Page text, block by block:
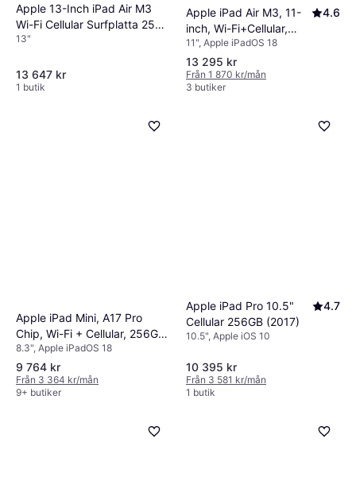
Apple 13-Inch iPad Air M3
Wi-Fi Cellular Surfplatta 256
GB
13"
13 647 kr
1 butik
Apple iPad Air M3, 11-
inch, Wi-Fi+Cellular,
256GB Blue
4.6
11", Apple iPadOS 18
13 295 kr
Från 1 870 kr/mån
3 butiker
Apple iPad Mini, A17 Pro
Chip, Wi-Fi + Cellular, 256GB,
Space Gray
8.3", Apple iPadOS 18
9 764 kr
Från 3 364 kr/mån
9+ butiker
Apple iPad Pro 10.5"
Cellular 256GB (2017)
4.7
10.5", Apple iOS 10
10 395 kr
Från 3 581 kr/mån
1 butik